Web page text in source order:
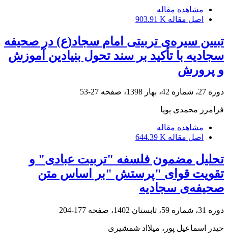
مشاهده مقاله
اصل مقاله 903.91 K
تبیین سیره‌ی تربیتی امام سجاد(ع) در صحیفه
سجادیه با تأکید بر سند تحول بنیادین آموزش
و پرورش
دوره 27، شماره 42، بهار 1398، صفحه 27-53
فرامرز محمدی پویا
مشاهده مقاله
اصل مقاله 644.39 K
تحلیل مضمون فلسفه "تربیت عبادی" و
تقویت قوای "پرستش "بر اساس متن
صحیفه‌ی سجادیه
دوره 31، شماره 59، تابستان 1402، صفحه 177-204
حیدر اسماعیل پور، میلااد شمشیری